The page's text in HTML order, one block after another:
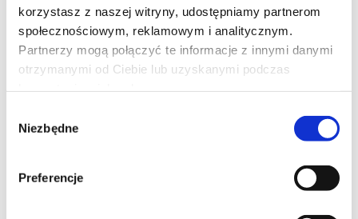
korzystasz z naszej witryny, udostępniamy partnerom
społecznościowym, reklamowym i analitycznym.
Partnerzy mogą połączyć te informacje z innymi danymi
otrzymanymi od Ciebie lub uzyskanymi podczas
zgody
Niezbędne
Preferencje
Minionki i straszydła
Minionki ruszają w ekscytującą podróż dookoła świata. Chcą
grozy. Mali pomocnicy Gru spotykają niezwykłe stworzenia i